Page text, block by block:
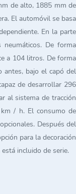
de alto, 1885 mm de
El automóvil se basa
En la parte
De forma
a 104 litros. De forma
antes, bajo el capó del
de desarrollar 296
al sistema de tracción
/ h. El consumo de
Después del
para la decoración
incluido de serie.